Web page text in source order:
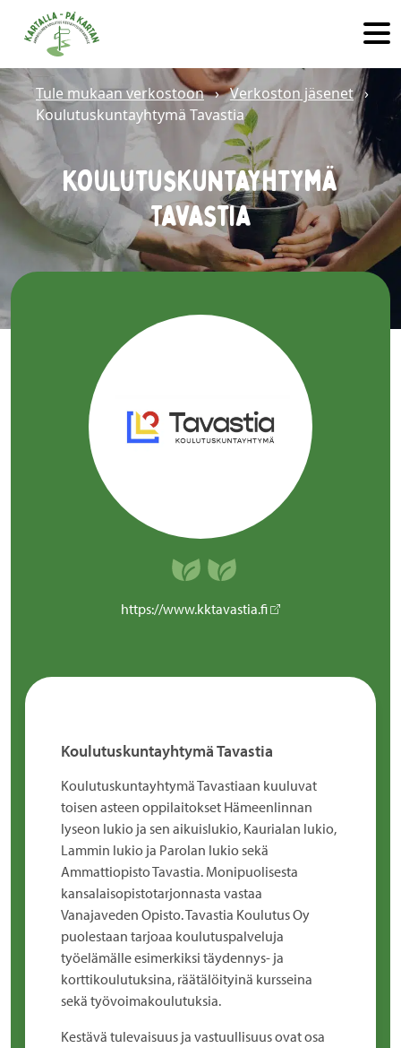
Skip to main content
Tule mukaan verkostoon › Verkoston jäsenet ›
Koulutuskuntayhtymä Tavastia
Koulutuskuntayhtymä
Tavastia
https://www.kktavastia.fi
Koulutuskuntayhtymä Tavastia
Koulutuskuntayhtymä Tavastiaan kuuluvat
toisen asteen oppilaitokset Hämeenlinnan
lyseon lukio ja sen aikuislukio, Kaurialan lukio,
Lammin lukio ja Parolan lukio sekä
Ammattiopisto Tavastia. Monipuolisesta
kansalaisopistotarjonnasta vastaa
Vanajaveden Opisto. Tavastia Koulutus Oy
puolestaan tarjoaa koulutuspalveluja
työelämälle esimerkiksi täydennys- ja
korttikoulutuksina, räätälöityinä kursseina
sekä työvoimakoulutuksia.
Kestävä tulevaisuus ja vastuullisuus ovat osa